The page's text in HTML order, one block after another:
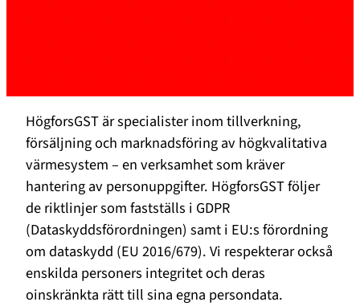
HögforsGST är specialister inom tillverkning,
försäljning och marknadsföring av högkvalitativa
värmesystem – en verksamhet som kräver
hantering av personuppgifter. HögforsGST följer
de riktlinjer som fastställs i GDPR
(Dataskyddsförordningen) samt i EU:s förordning
om dataskydd (EU 2016/679). Vi respekterar också
enskilda personers integritet och deras
oinskränkta rätt till sina egna persondata.